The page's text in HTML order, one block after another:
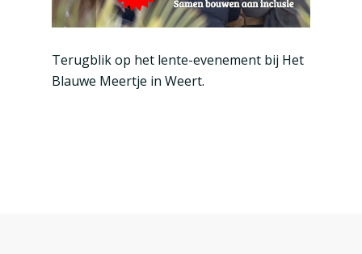
Terugblik op het lente-evenement bij Het
Blauwe Meertje in Weert.